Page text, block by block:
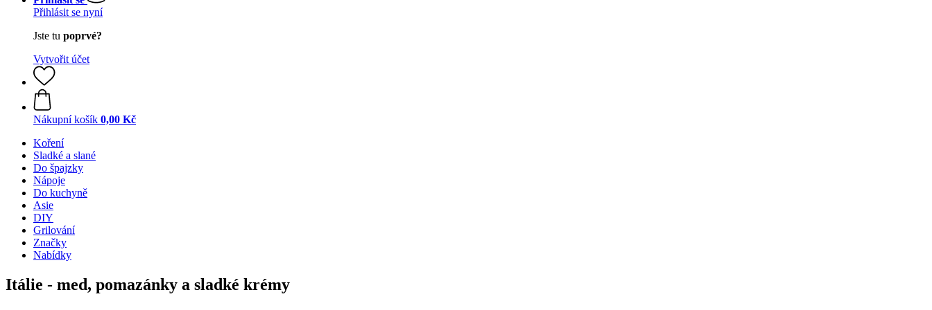
Přihlásit se nyní
Jste tu poprvé?
Vytvořit účet
Nákupní košík 0,00 Kč
Koření
Sladké a slané
Do špajzky
Nápoje
Do kuchyně
Asie
DIY
Grilování
Značky
Nabídky
Itálie - med, pomazánky a sladké krémy